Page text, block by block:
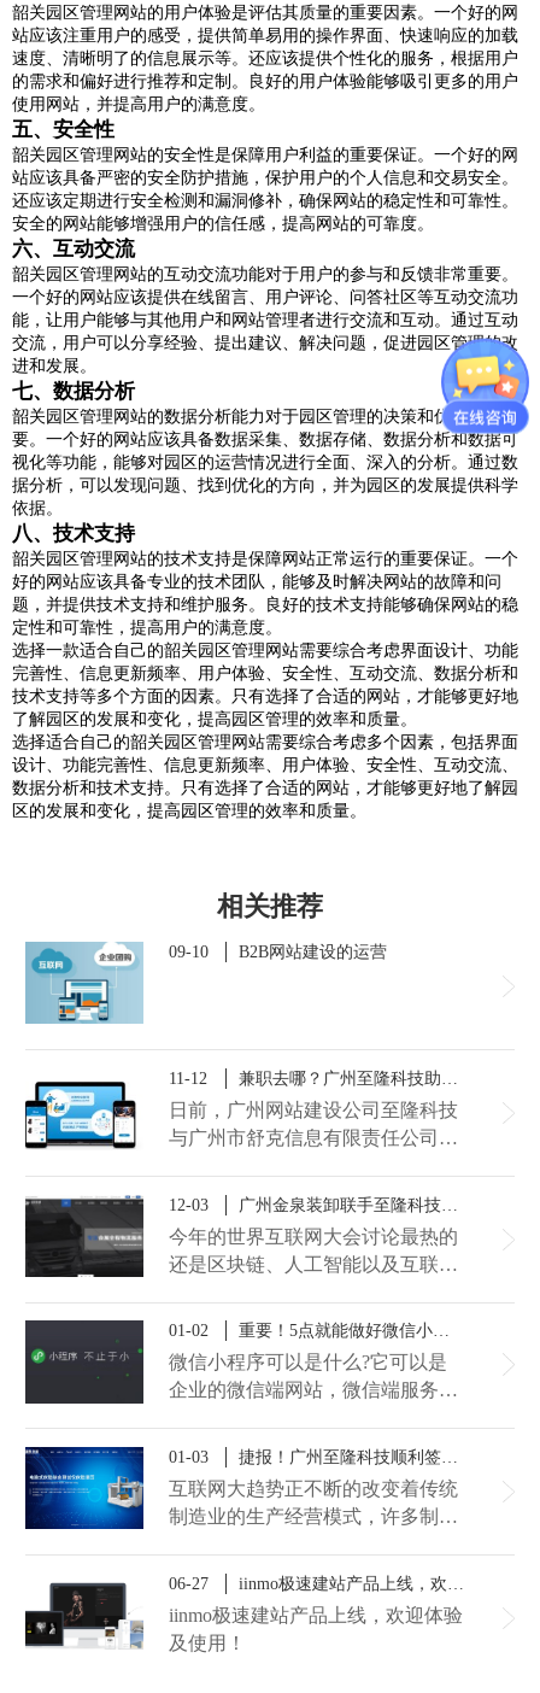
韶关园区管理网站的用户体验是评估其质量的重要因素。一个好的网
站应该注重用户的感受，提供简单易用的操作界面、快速响应的加载
速度、清晰明了的信息展示等。还应该提供个性化的服务，根据用户
的需求和偏好进行推荐和定制。良好的用户体验能够吸引更多的用户
使用网站，并提高用户的满意度。
五、安全性
韶关园区管理网站的安全性是保障用户利益的重要保证。一个好的网
站应该具备严密的安全防护措施，保护用户的个人信息和交易安全。
还应该定期进行安全检测和漏洞修补，确保网站的稳定性和可靠性。
安全的网站能够增强用户的信任感，提高网站的可靠度。
六、互动交流
韶关园区管理网站的互动交流功能对于用户的参与和反馈非常重要。
一个好的网站应该提供在线留言、用户评论、问答社区等互动交流功
能，让用户能够与其他用户和网站管理者进行交流和互动。通过互动
交流，用户可以分享经验、提出建议、解决问题，促进园区管理的改
进和发展。
七、数据分析
韶关园区管理网站的数据分析能力对于园区管理的决策和优化非常重
要。一个好的网站应该具备数据采集、数据存储、数据分析和数据可
视化等功能，能够对园区的运营情况进行全面、深入的分析。通过数
据分析，可以发现问题、找到优化的方向，并为园区的发展提供科学
依据。
八、技术支持
韶关园区管理网站的技术支持是保障网站正常运行的重要保证。一个
好的网站应该具备专业的技术团队，能够及时解决网站的故障和问
题，并提供技术支持和维护服务。良好的技术支持能够确保网站的稳
定性和可靠性，提高用户的满意度。
选择一款适合自己的韶关园区管理网站需要综合考虑界面设计、功能
完善性、信息更新频率、用户体验、安全性、互动交流、数据分析和
技术支持等多个方面的因素。只有选择了合适的网站，才能够更好地
了解园区的发展和变化，提高园区管理的效率和质量。
选择适合自己的韶关园区管理网站需要综合考虑多个因素，包括界面
设计、功能完善性、信息更新频率、用户体验、安全性、互动交流、
数据分析和技术支持。只有选择了合适的网站，才能够更好地了解园
区的发展和变化，提高园区管理的效率和质量。
相关推荐
09-10 B2B网站建设的运营
11-12 兼职去哪？广州至隆科技助力舒克信息打造微信小程序兼职平台
日前，广州网站建设公司至隆科技
与广州市舒克信息有限责任公司达
信息打造一款“花都job”兼职小程
序，为更多有兼职、实习、全职需
求的朋友提供一个高效的互联网综
合求职平台！
12-03 广州金泉装卸联手至隆科技打造的一体化官网服务平台上线了！
今年的世界互联网大会讨论最热的
还是区块链、人工智能以及互联
融合也是公司未来发展的趋势。广
州金泉装卸作为国内装卸搬运行业
的品牌企业，希望行业与互联网融
合发展，使重型装卸搬运服务更趋
向数据化信息化，因此金泉装卸联
合广州网站建设公司至隆科技倾力
打造pc端+微信端+手机端的一体化
官网。
01-02 重要！5点就能做好微信小程序的推广！
微信小程序可以是什么?它可以是
企业的微信端网站，微信端服务平
等，只要你需要它实现什么功能，
在一定程度上，广州微信小程序开
发公司例如至隆科技等都可以为您
实现!那么有了小程序后，该如何
进行推广呢? ​
01-03 捷报！广州至隆科技顺利签约海达国际仪器网站建设项目
互联网大趋势正不断的改变着传统
制造业的生产经营模式，许多制造
向，而有的制造业则利用互联网大
数据的优势弥补内在经营的短缺。
日前，海达国际仪器与广州网站建
设公司至隆科技达成建站合作协
06-27 iinmo极速建站产品上线，欢迎体验及使用！
iinmo极速建站产品上线，欢迎体验
及使用！